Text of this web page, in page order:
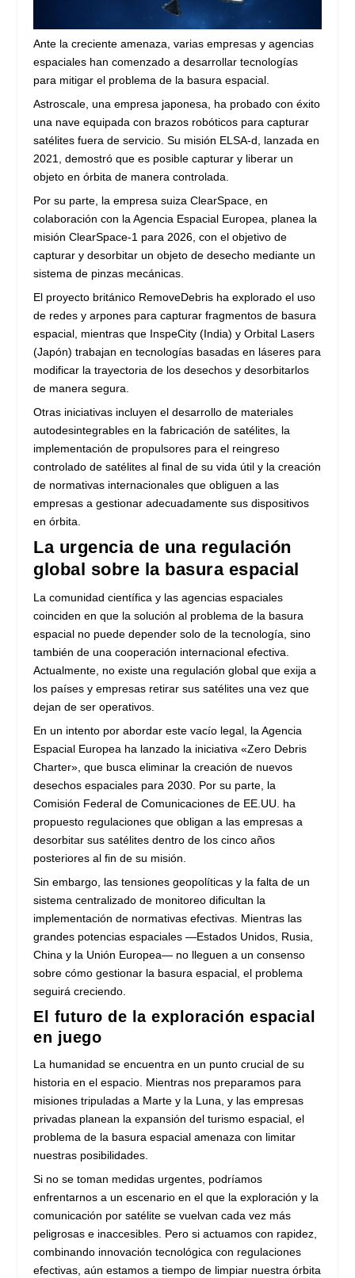
Ante la creciente amenaza, varias empresas y agencias
espaciales han comenzado a desarrollar tecnologías
para mitigar el problema de la basura espacial.
Astroscale, una empresa japonesa, ha probado con éxito
una nave equipada con brazos robóticos para capturar
satélites fuera de servicio. Su misión ELSA-d, lanzada en
2021, demostró que es posible capturar y liberar un
objeto en órbita de manera controlada.
Por su parte, la empresa suiza ClearSpace, en
colaboración con la Agencia Espacial Europea, planea la
misión ClearSpace-1 para 2026, con el objetivo de
capturar y desorbitar un objeto de desecho mediante un
sistema de pinzas mecánicas.
El proyecto británico RemoveDebris ha explorado el uso
de redes y arpones para capturar fragmentos de basura
espacial, mientras que InspeCity (India) y Orbital Lasers
(Japón) trabajan en tecnologías basadas en láseres para
modificar la trayectoria de los desechos y desorbitarlos
de manera segura.
Otras iniciativas incluyen el desarrollo de materiales
autodesintegrables en la fabricación de satélites, la
implementación de propulsores para el reingreso
controlado de satélites al final de su vida útil y la creación
de normativas internacionales que obliguen a las
empresas a gestionar adecuadamente sus dispositivos
en órbita.
La urgencia de una regulación
global sobre la basura espacial
La comunidad científica y las agencias espaciales
coinciden en que la solución al problema de la basura
espacial no puede depender solo de la tecnología, sino
también de una cooperación internacional efectiva.
Actualmente, no existe una regulación global que exija a
los países y empresas retirar sus satélites una vez que
dejan de ser operativos.
En un intento por abordar este vacío legal, la Agencia
Espacial Europea ha lanzado la iniciativa «Zero Debris
Charter», que busca eliminar la creación de nuevos
desechos espaciales para 2030. Por su parte, la
Comisión Federal de Comunicaciones de EE.UU. ha
propuesto regulaciones que obligan a las empresas a
desorbitar sus satélites dentro de los cinco años
posteriores al fin de su misión.
Sin embargo, las tensiones geopolíticas y la falta de un
sistema centralizado de monitoreo dificultan la
implementación de normativas efectivas. Mientras las
grandes potencias espaciales —Estados Unidos, Rusia,
China y la Unión Europea— no lleguen a un consenso
sobre cómo gestionar la basura espacial, el problema
seguirá creciendo.
El futuro de la exploración espacial
en juego
La humanidad se encuentra en un punto crucial de su
historia en el espacio. Mientras nos preparamos para
misiones tripuladas a Marte y la Luna, y las empresas
privadas planean la expansión del turismo espacial, el
problema de la basura espacial amenaza con limitar
nuestras posibilidades.
Si no se toman medidas urgentes, podríamos
enfrentarnos a un escenario en el que la exploración y la
comunicación por satélite se vuelvan cada vez más
peligrosas e inaccesibles. Pero si actuamos con rapidez,
combinando innovación tecnológica con regulaciones
efectivas, aún estamos a tiempo de limpiar nuestra órbita